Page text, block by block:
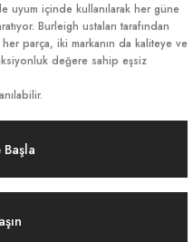
uyum içinde kullanılarak her güne
Burleigh ustaları tarafından
parça, iki markanın da kaliteye ve
değere sahip eşsiz
Başla